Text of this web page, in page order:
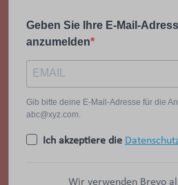
Geben Sie Ihre E-Mail-
anzumelden
Gib bitte deine E-Mail-Adresse für die
abc@xyz.com.
Ich akzeptiere die
Wir verwenden Brevo